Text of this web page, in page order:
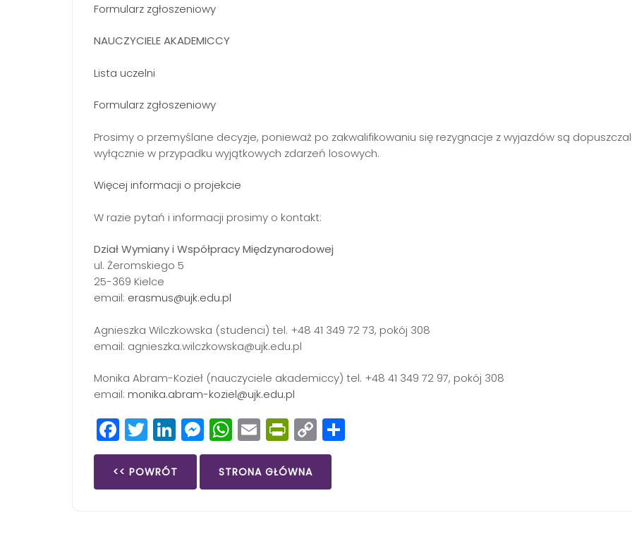
Formularz zgłoszeniowy
NAUCZYCIELE AKADEMICCY
Lista uczelni
Formularz zgłoszeniowy
Prosimy o przemyślane decyzje, ponieważ po zakwalifikowaniu się rezygnacje z wyjazdów są
wyłącznie w przypadku wyjątkowych zdarzeń losowych.
Więcej informacji o projekcie
W razie pytań i informacji prosimy o kontakt:
Dział Wymiany i Współpracy Międzynarodowej
ul. Żeromskiego 5
25-369 Kielce
email: erasmus@ujk.edu.pl
Agnieszka Wilczkowska (studenci) tel. +48 41 349 72 73, pokój 308
email: agnieszka.wilczkowska@ujk.edu.pl
Monika Abram-Kozieł (nauczyciele akademiccy) tel. +48 41 349 72 97, pokój 308
email: monika.abram-koziel@ujk.edu.pl
Facebook
Twitter
LinkedIn
Messenger
WhatsApp
EmailPrintFriendly
Copy
Link
<< POWRÓT STRONA GŁÓWNA